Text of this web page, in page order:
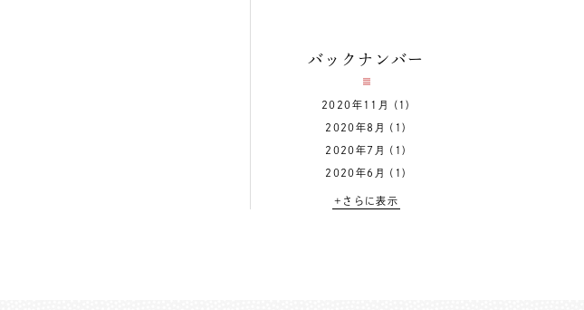
バックナンバー
2020年11月 (1)
2020年8月 (1)
2020年7月 (1)
2020年6月 (1)
+さらに表示